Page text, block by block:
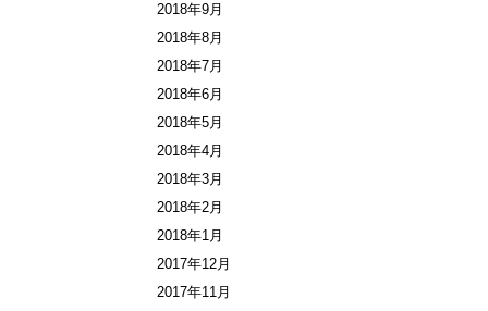
2018年9月
2018年8月
2018年7月
2018年6月
2018年5月
2018年4月
2018年3月
2018年2月
2018年1月
2017年12月
2017年11月